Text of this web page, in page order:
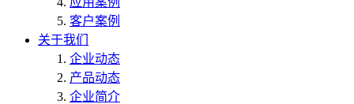
客户案例
关于我们
企业动态
产品动态
企业简介